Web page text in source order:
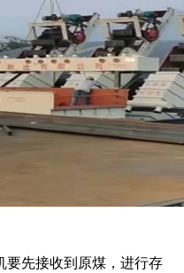
要先接收到原煤，进行存